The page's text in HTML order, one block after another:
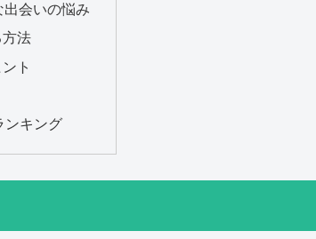
会いの悩み
法
ト
ンキング